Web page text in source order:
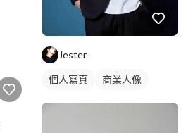
Jester
個人寫真 商業人像